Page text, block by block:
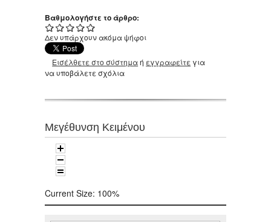
Βαθμολογήστε το άρθρο:
Δεν υπάρχουν ακόμα ψήφοι
Εισέλθετε στο σύστημαή εγγραφείτε για
να υποβάλετε σχόλια
Μεγέθυνση Κειμένου
Current Size: 100%